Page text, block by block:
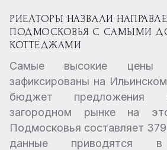
РИЕЛТОРЫ НАЗВАЛИ
ПОДМОСКОВЬЯ С САМЫМИ
КОТТЕДЖАМИ
Самые высокие цены
зафиксированы на
бюджет предложения
загородном рынке на
Подмосковья составляет
данные приводятся в